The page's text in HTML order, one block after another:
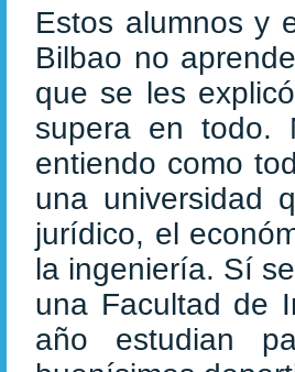
Estos alumnos y
Bilbao no
que se les
supera en todo.
entiendo como
una universidad
jurídico, el
la ingeniería. Sí
una Facultad de
año estudian